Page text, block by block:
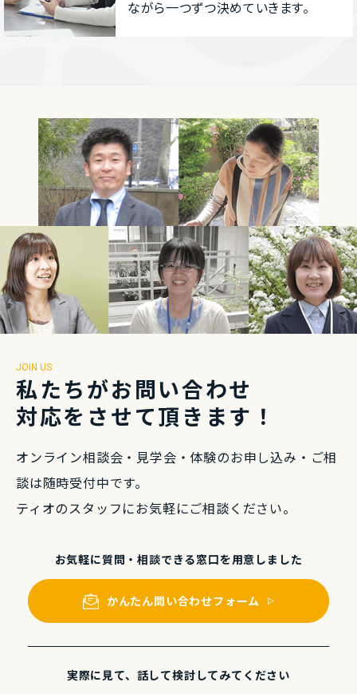
ながら⼀つずつ決めていきます。
JOIN US
私たちがお問い合わせ
対応をさせて頂きます！
オンライン相談会・⾒学会・体験のお申し込み・ ご相
談は随時受付中です。
ティオのスタッフにお気軽にご相談ください。
お気軽に質問・相談できる窓⼝を⽤意しました
かんたん問い合わせフォーム
実際に⾒て、話して検討してみてください